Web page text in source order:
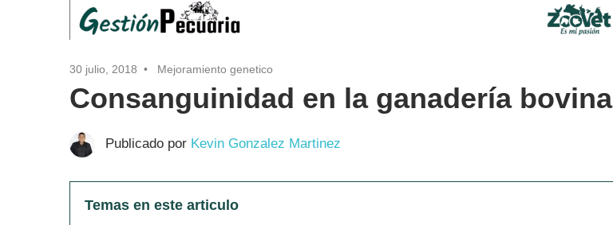
30 julio, 2018 Mejoramiento genetico
Consanguinidad en la ganadería bovina
Publicado por Kevin Gonzalez Martinez
Temas en este articulo